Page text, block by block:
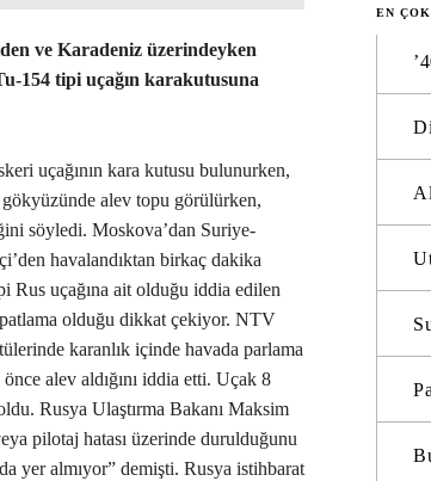
ve Karadeniz üzerindeyken
154 tipi uçağın karakutusuna
uçağının kara kutusu bulunurken,
alev topu görülürken,
söyledi. Moskova’dan Suriye-
havalandıktan birkaç dakika
Rus uçağına ait olduğu iddia edilen
olduğu dikkat çekiyor. NTV
karanlık içinde havada parlama
alev aldığını iddia etti. Uçak 8
Rusya Ulaştırma Bakanı Maksim
pilotaj hatası üzerinde durulduğunu
yer almıyor” demişti. Rusya istihbarat
EN